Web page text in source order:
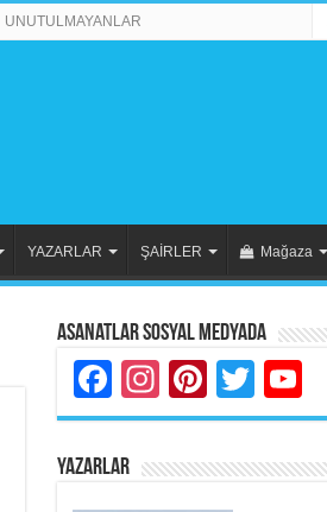
UNUTULMAYANLAR
YAZARLAR ŞAİRLER Mağaza
Asanatlar Sosyal Medyada
Facebook
Instagram
YAZARLAR